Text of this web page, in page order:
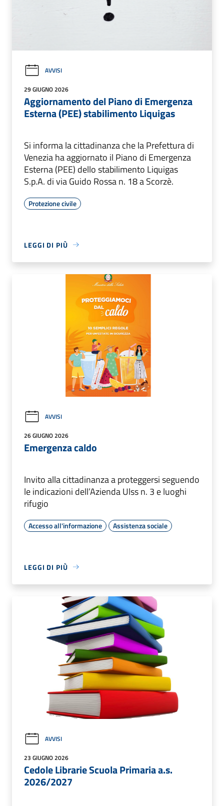
AVVISI
29 GIUGNO 2026
Aggiornamento del Piano di Emergenza
Esterna (PEE) stabilimento Liquigas
Si informa la cittadinanza che la Prefettura di
Venezia ha aggiornato il Piano di Emergenza
Esterna (PEE) dello stabilimento Liquigas
S.p.A. di via Guido Rossa n. 18 a Scorzè.
Protezione civile
LEGGI DI PIÙ
AVVISI
26 GIUGNO 2026
Emergenza caldo
Invito alla cittadinanza a proteggersi seguendo
le indicazioni dell’Azienda Ulss n. 3 e luoghi
rifugio
Accesso all'informazione Assistenza sociale
LEGGI DI PIÙ
AVVISI
23 GIUGNO 2026
Cedole Librarie Scuola Primaria a.s.
2026/2027